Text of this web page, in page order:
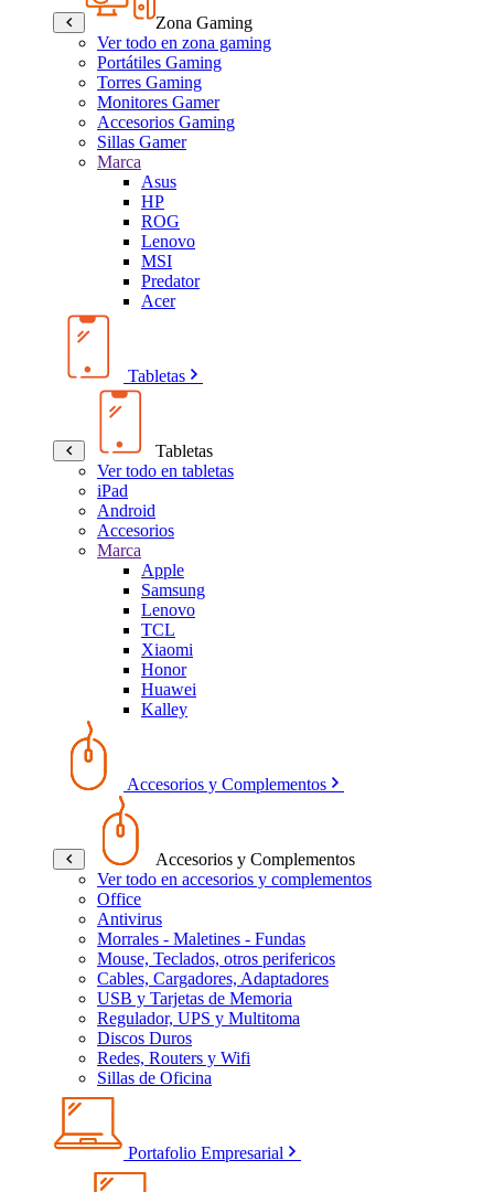
Zona Gaming
Ver todo en zona gaming
Portátiles Gaming
Torres Gaming
Monitores Gamer
Accesorios Gaming
Sillas Gamer
Marca
Asus
HP
ROG
Lenovo
MSI
Predator
Acer
Tabletas
Tabletas
Ver todo en tabletas
iPad
Android
Accesorios
Marca
Apple
Samsung
Lenovo
TCL
Xiaomi
Honor
Huawei
Kalley
Accesorios y Complementos
Accesorios y Complementos
Ver todo en accesorios y complementos
Office
Antivirus
Morrales - Maletines - Fundas
Mouse, Teclados, otros perifericos
Cables, Cargadores, Adaptadores
USB y Tarjetas de Memoria
Regulador, UPS y Multitoma
Discos Duros
Redes, Routers y Wifi
Sillas de Oficina
Portafolio Empresarial